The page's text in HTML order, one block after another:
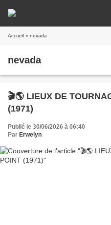
Accueil » nevada
nevada
🎬🌎 LIEUX DE
(1971)
Publié le 30/06/2026 à 06:40
Par Erwelyn